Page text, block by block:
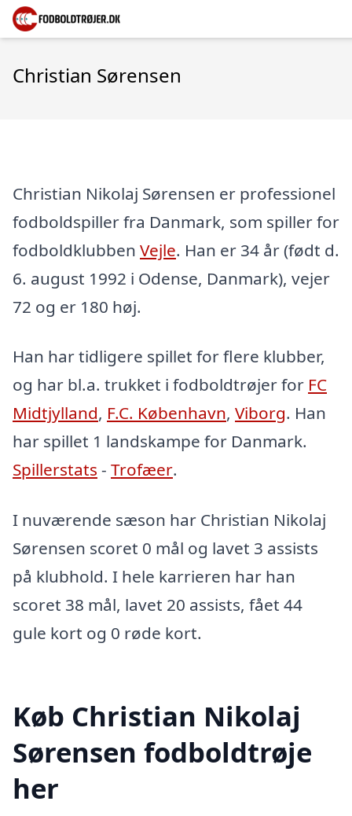
Christian Sørensen
Christian Nikolaj Sørensen er professionel
fodboldspiller fra Danmark, som spiller for
fodboldklubben Vejle. Han er 34 år (født d.
6. august 1992 i Odense, Danmark), vejer
72 og er 180 høj.
Han har tidligere spillet for flere klubber,
og har bl.a. trukket i fodboldtrøjer for FC
Midtjylland, F.C. København, Viborg. Han
har spillet 1 landskampe for Danmark.
Spillerstats - Trofæer.
I nuværende sæson har Christian Nikolaj
Sørensen scoret 0 mål og lavet 3 assists
på klubhold. I hele karrieren har han
scoret 38 mål, lavet 20 assists, fået 44
gule kort og 0 røde kort.
Køb Christian Nikolaj
Sørensen fodboldtrøje
her